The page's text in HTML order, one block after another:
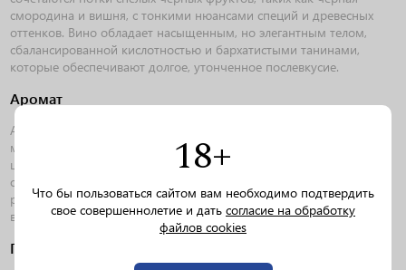
18+
Что бы пользоваться сайтом вам необходимо подтвердить
свое совершеннолетие и дать согласие на обработку
файлов cookies
смородина и вишня, с тонкими нюансами специй и древесных
оттенков. Вино обладает насыщенным, но элегантным телом,
сбалансированной кислотностью и бархатистыми танинами,
которые обеспечивают долгое, утонченное послевкусие.
Аромат
Аромат Chateau Cheval Blanc 2015 поражает своей
многослойностью. В букете можно уловить нотки свежих ягод,
цветочных акцентов, таких как фиалка и лаванда, а также легкие
оттенки кожи и табака. Сложный и утонченный, этот аромат
раскрывается постепенно, даря новые ощущения с каждым
вдохом.
Гастрономические сочетания